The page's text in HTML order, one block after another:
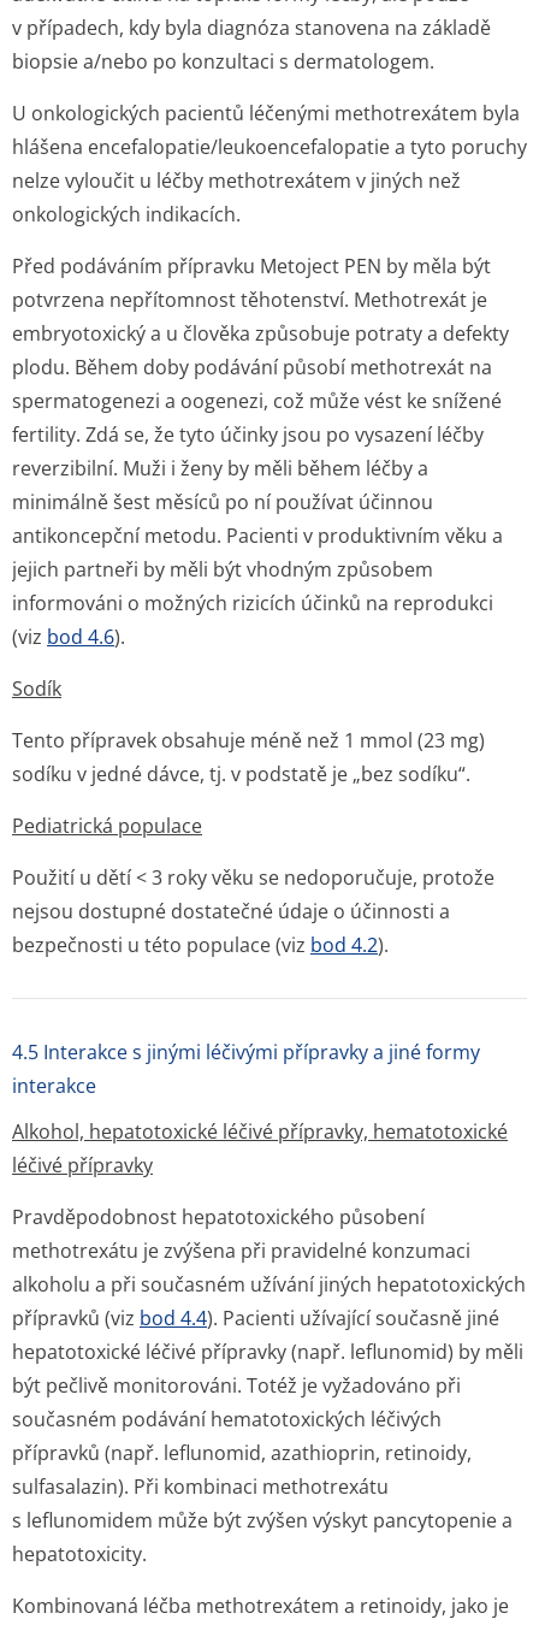
v případech, kdy byla diagnóza stanovena na základě
biopsie a/nebo po konzultaci s dermatologem.
U onkologických pacientů léčenými methotrexátem byla
hlášena encefalopatie/le­ukoencefalopa­tie a tyto poruchy
nelze vyloučit u léčby methotrexátem v jiných než
onkologických indikacích.
Před podáváním přípravku Metoject PEN by měla být
potvrzena nepřítomnost těhotenství. Methotrexát je
embryotoxický a u člověka způsobuje potraty a defekty
plodu. Během doby podávání působí methotrexát na
spermatogenezi a oogenezi, což může vést ke snížené
fertility. Zdá se, že tyto účinky jsou po vysazení léčby
reverzibilní. Muži i ženy by měli během léčby a
minimálně šest měsíců po ní používat účinnou
antikoncepční metodu. Pacienti v produktivním věku a
jejich partneři by měli být vhodným způsobem
informováni o možných rizicích účinků na reprodukci
(viz bod 4.6).
Sodík
Tento přípravek obsahuje méně než 1 mmol (23 mg)
sodíku v jedné dávce, tj. v podstatě je „bez sodíku“.
Pediatrická populace
Použití u dětí < 3 roky věku se nedoporučuje, protože
nejsou dostupné dostatečné údaje o účinnosti a
bezpečnosti u této populace (viz bod 4.2).
4.5 Interakce s jinými léčivými přípravky a jiné formy
interakce
Alkohol, hepatotoxické léčivé přípravky, hematotoxické
léčivé přípravky
Pravděpodobnost hepatotoxického působení
methotrexátu je zvýšena při pravidelné konzumaci
alkoholu a při současném užívání jiných hepatotoxických
přípravků (viz bod 4.4). Pacienti užívající současně jiné
hepatotoxické léčivé přípravky (např. leflunomid) by měli
být pečlivě monitorováni. Totéž je vyžadováno při
současném podávání hematotoxických léčivých
přípravků (např. leflunomid, azathioprin, retinoidy,
sulfasalazin). Při kombinaci methotrexátu
s leflunomidem může být zvýšen výskyt pancytopenie a
hepatotoxicity.
Kombinovaná léčba methotrexátem a retinoidy, jako je